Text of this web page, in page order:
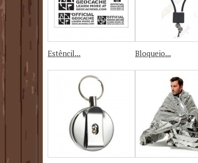
Estêncil... Bloqueio...